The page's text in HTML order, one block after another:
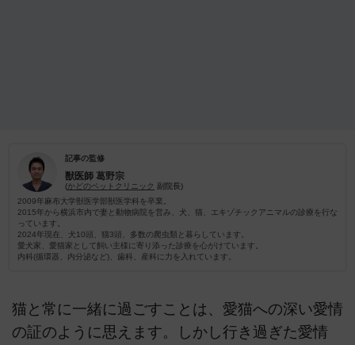
記事の監修
獣医師 葛野宗
(かどのペットクリニック 副院長)
2009年麻布大学獣医学部獣医学科を卒業。
2015年から横浜市内で妻と動物病院を営み、犬、猫、エキゾチックアニマルの診療を行な
っています。
2024年現在、犬10頭、猫3頭、多数の爬虫類と暮らしています。
愛犬家、愛猫家として飼い主様に寄り添った診療を心がけています。
内科(循環器、内分泌など)、歯科、産科に力を入れています。
猫と常に一緒に過ごすことは、愛猫への深い愛情
の証のように思えます。しかし行き過ぎた愛情